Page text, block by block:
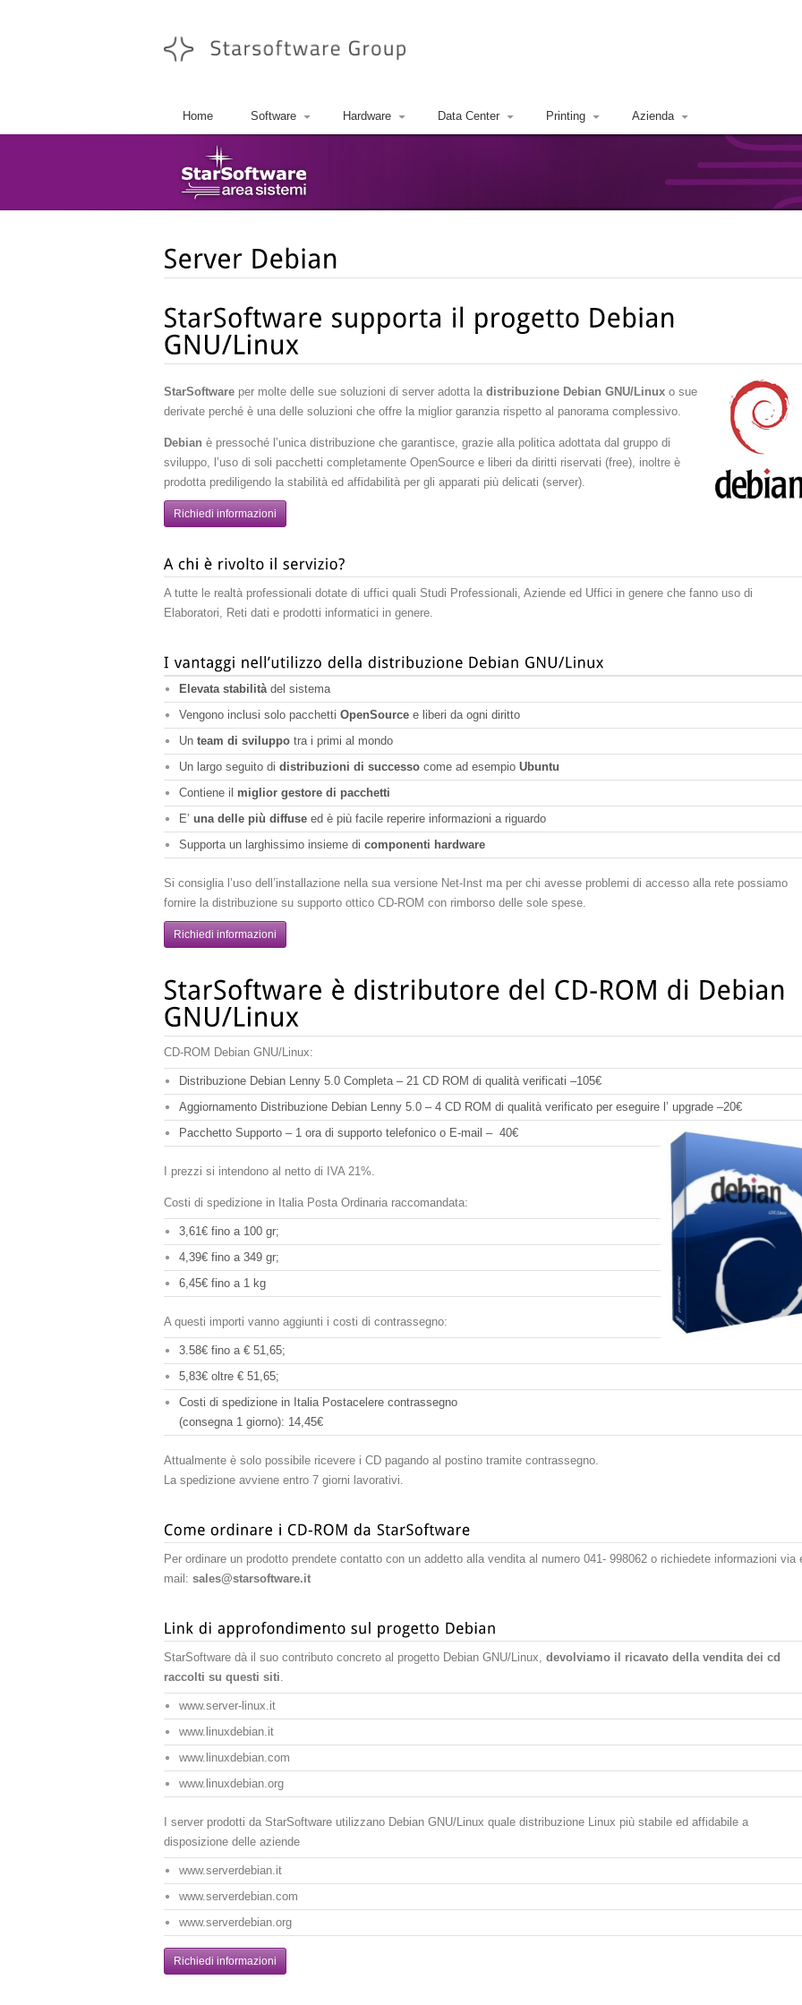
Home Software Hardware Data Center Printing Azienda
StarSoftware per molte delle sue soluzioni di server adotta la distribuzione Debian GNU/Linux o sue
derivate perché è una delle soluzioni che offre la miglior garanzia rispetto al panorama complessivo.
Debian è pressoché l’unica distribuzione che garantisce, grazie alla politica adottata dal gruppo di
sviluppo, l’uso di soli pacchetti completamente OpenSource e liberi da diritti riservati (free), inoltre è
prodotta prediligendo la stabilità ed affidabilità per gli apparati più delicati (server).
Richiedi informazioni
A tutte le realtà professionali dotate di uffici quali Studi Professionali, Aziende ed Uffici in genere che fanno uso di
Elaboratori, Reti dati e prodotti informatici in genere.
Elevata stabilitàdel sistema
Vengono inclusi solo pacchetti OpenSource e liberi da ogni diritto
Un team di sviluppo tra i primi al mondo
Un largo seguito di distribuzioni di successo come ad esempio Ubuntu
Contiene il miglior gestore di pacchetti
E’ una delle più diffuse ed è più facile reperire informazioni a riguardo
Supporta un larghissimo insieme di componenti hardware
Si consiglia l’uso dell’installazione nella sua versione Net-Inst ma per chi avesse problemi di accesso alla rete possiamo
fornire la distribuzione su supporto ottico CD-ROM con rimborso delle sole spese.
Richiedi informazioni
CD-ROM Debian GNU/Linux:
Distribuzione Debian Lenny 5.0 Completa – 21 CD ROM di qualità verificati –105€
Aggiornamento Distribuzione Debian Lenny 5.0 – 4 CD ROM di qualità verificato per eseguire l’ upgrade –20€
Pacchetto Supporto – 1 ora di supporto telefonico o E-mail – 40€
I prezzi si intendono al netto di IVA 21%.
Costi di spedizione in Italia Posta Ordinaria raccomandata:
3,61€ fino a 100 gr;
4,39€ fino a 349 gr;
6,45€ fino a 1 kg
A questi importi vanno aggiunti i costi di contrassegno:
3.58€ fino a € 51,65;
5,83€ oltre € 51,65;
Costi di spedizione in Italia Postacelere contrassegno
(consegna 1 giorno): 14,45€
Attualmente è solo possibile ricevere i CD pagando al postino tramite contrassegno.
La spedizione avviene entro 7 giorni lavorativi.
Per ordinare un prodotto prendete contatto con un addetto alla vendita al numero 041- 998062 o richiedete informazioni via
mail: sales@starsoftware.it
StarSoftware dà il suo contributo concreto al progetto Debian GNU/Linux, devolviamo il ricavato della vendita dei cd
raccolti su questi siti
www.server-linux.it
www.linuxdebian.it
www.linuxdebian.com
www.linuxdebian.org
I server prodotti da StarSoftware utilizzano Debian GNU/Linux quale distribuzione Linux più stabile ed affidabile a
disposizione delle aziende
www.serverdebian.it
www.serverdebian.com
www.serverdebian.org
Richiedi informazioni